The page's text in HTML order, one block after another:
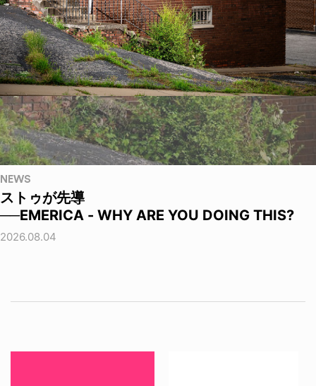
NEWS
ストゥが先導
──EMERICA - WHY ARE YOU DOING THIS?
2026.08.04